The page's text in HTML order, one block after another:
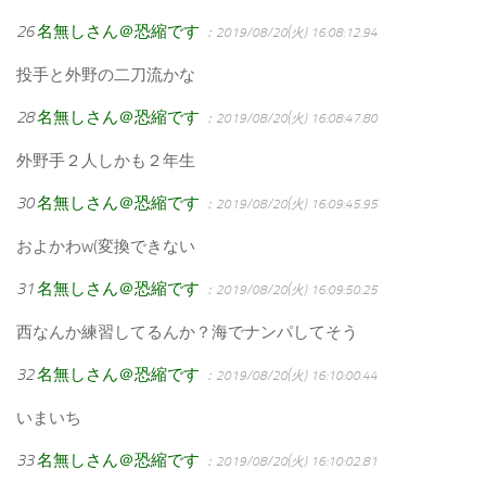
26名無しさん＠恐縮です ：2019/08/20(火) 16:08:12.94
投手と外野の二刀流かな
28名無しさん＠恐縮です ：2019/08/20(火) 16:08:47.80
外野手２人しかも２年生
30名無しさん＠恐縮です ：2019/08/20(火) 16:09:45.95
およかわw(変換できない
31名無しさん＠恐縮です ：2019/08/20(火) 16:09:50.25
西なんか練習してるんか？海でナンパしてそう
32名無しさん＠恐縮です ：2019/08/20(火) 16:10:00.44
いまいち
33名無しさん＠恐縮です ：2019/08/20(火) 16:10:02.81